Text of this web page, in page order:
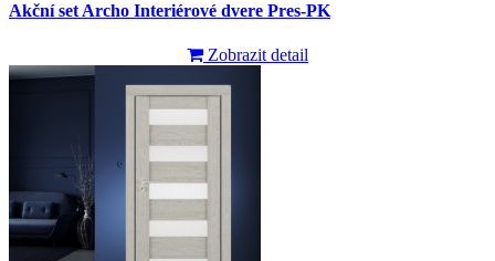
Akční set Archo Interiérové dvere Pres-PK
Zobrazit detail